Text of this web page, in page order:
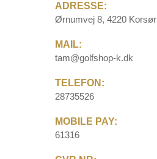
ADRESSE:
Ørnumvej 8, 4220 Korsør
MAIL:
tam@golfshop-k.dk
TELEFON:
28735526
MOBILE PAY:
61316